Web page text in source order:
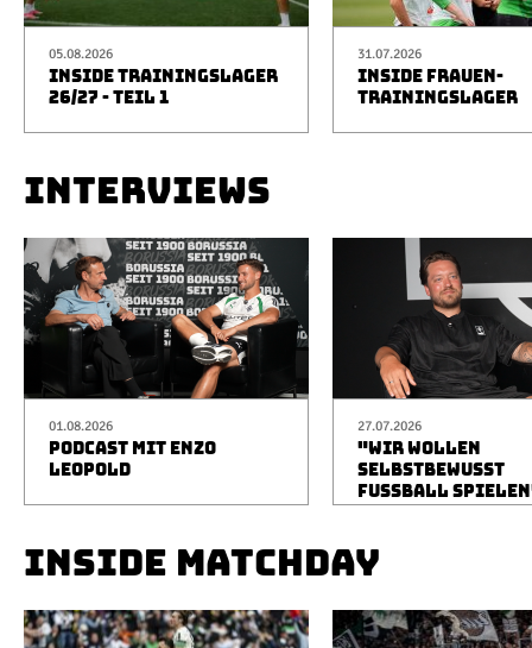
05.08.2026
INSIDE TRAININGSLAGER
26/27 - TEIL 1
31.07.2026
INSIDE FRAUEN-
TRAININGSLAGER
INTERVIEWS
01.08.2026
PODCAST MIT ENZO
LEOPOLD
27.07.2026
"WIR WOLLEN
SELBSTBEWUSST
FUSSBALL
INSIDE MATCHDAY